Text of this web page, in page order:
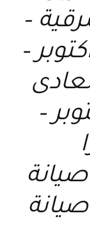
–
كيرا ب6 اكتوبر –
–
صيانة